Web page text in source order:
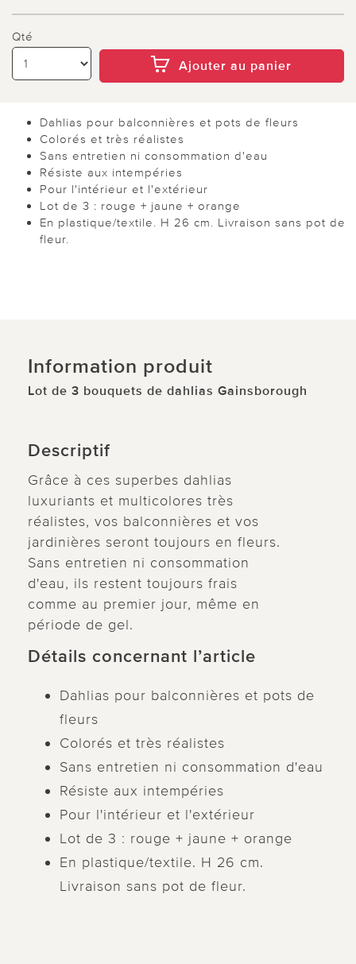
Qté
Ajouter au panier
Dahlias pour balconnières et pots de fleurs
Colorés et très réalistes
Sans entretien ni consommation d'eau
Résiste aux intempéries
Pour l'intérieur et l'extérieur
Lot de 3 : rouge + jaune + orange
En plastique/textile. H 26 cm. Livraison sans pot de
fleur.
Information produit
Lot de 3 bouquets de dahlias Gainsborough
Descriptif
Grâce à ces superbes dahlias
luxuriants et multicolores très
réalistes, vos balconnières et vos
jardinières seront toujours en fleurs.
Sans entretien ni consommation
d'eau, ils restent toujours frais
comme au premier jour, même en
période de gel.
Détails concernant l’article
Dahlias pour balconnières et pots de
fleurs
Colorés et très réalistes
Sans entretien ni consommation d'eau
Résiste aux intempéries
Pour l'intérieur et l'extérieur
Lot de 3 : rouge + jaune + orange
En plastique/textile. H 26 cm.
Livraison sans pot de fleur.